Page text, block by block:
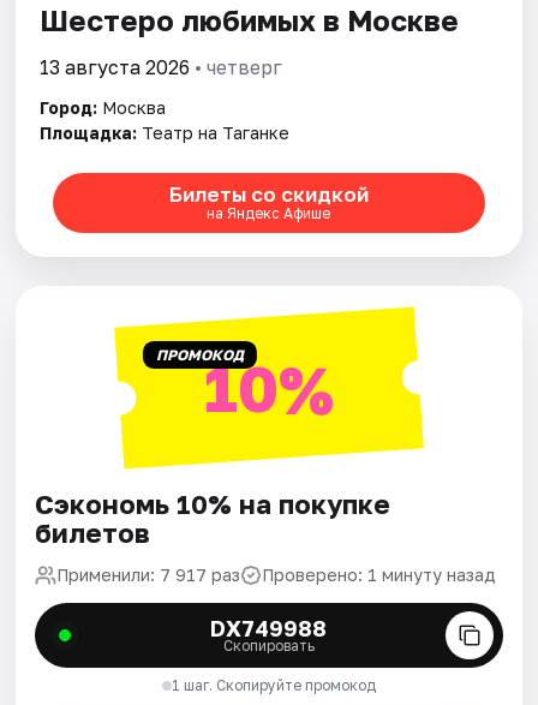
Города
Площадки
Артисты
Рейтинги
Шестеро любимых в Москве
13 августа 2026 • четверг
Город: Москва
Площадка: Театр на Таганке
Билеты со скидкой
на Яндекс Афише
ПРОМОКОД10%
Сэкономь 10% на покупке
билетов
Применили: 7 917 раз Проверено: 1 минуту назад
DX749988
Скопировать
1 шаг. Скопируйте промокод